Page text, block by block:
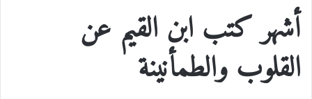
أشهر كتب ابن القيم عن
القلوب والطمأنينة